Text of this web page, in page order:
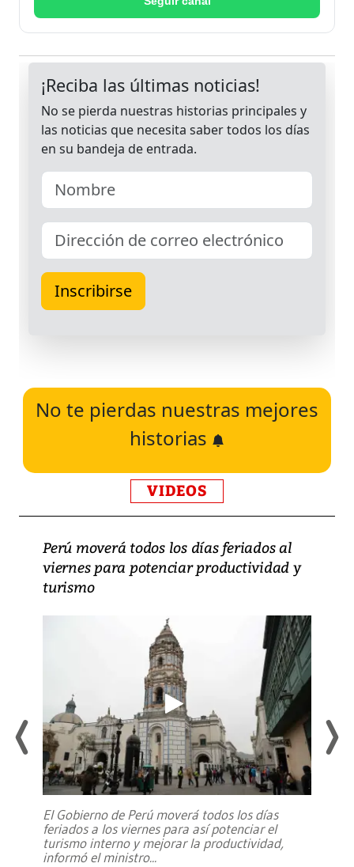
No te pierdas nuestras mejores
historias
VIDEOS
Perú moverá todos los días feriados al
viernes para potenciar productividad y
turismo
El Gobierno de Perú moverá todos los días
feriados a los viernes para así potenciar el
turismo interno y mejorar la productividad,
informó el ministro...